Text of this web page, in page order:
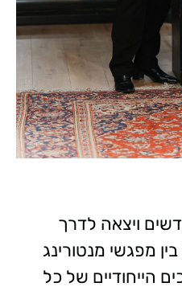
תימשך כ-3 חודשים ויצאה לדרך
מפגשי מנטורינג
הייחודיים של כל